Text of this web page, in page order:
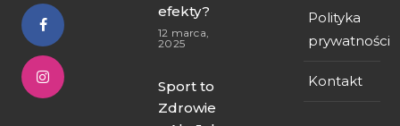
efekty?
12 marca,
2025
Sport to
Zdrowie
Polityka
prywatności
Kontakt